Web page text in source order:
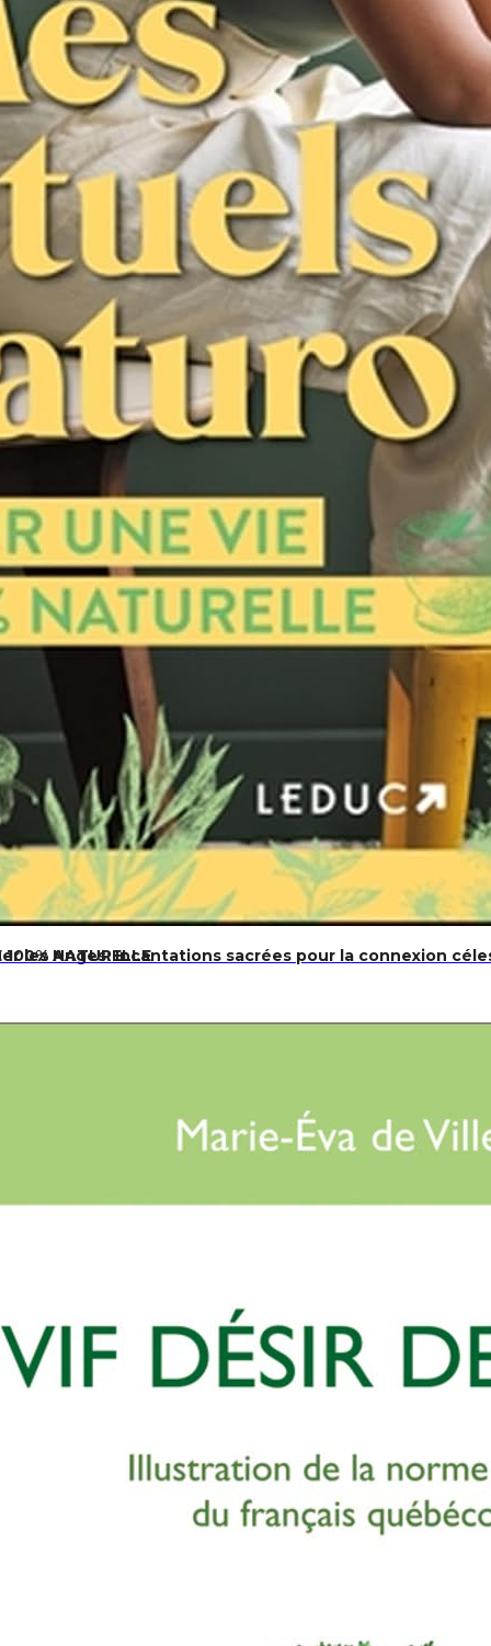
les Anges: Incantations sacrées pour la connexion
NATURELLE